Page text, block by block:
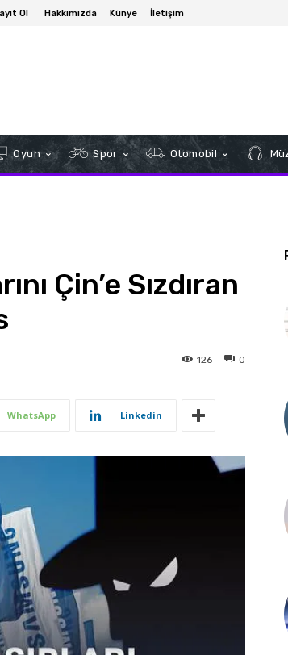
Ol Hakkımızda Künye İletişim
Oyun Spor Otomobil
Çin’e Sızdıran
0
126
WhatsApp Linkedin